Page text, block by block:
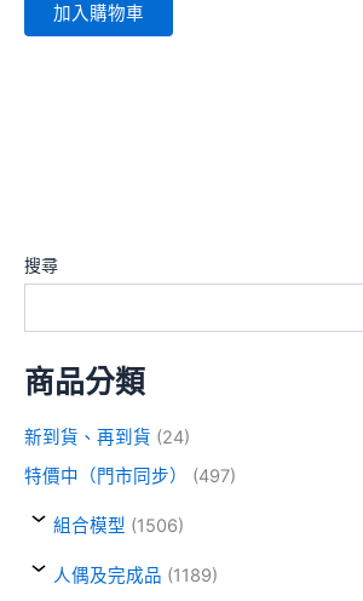
搜尋
商品分類
新到貨、再到貨 (24)
特價中（門市同步）
(497)
組合模型 (1506)
人偶及完成品 (1189)
加入購物車